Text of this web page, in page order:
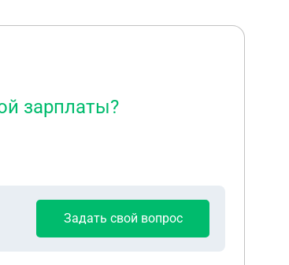
зарплаты?
Задать свой вопрос